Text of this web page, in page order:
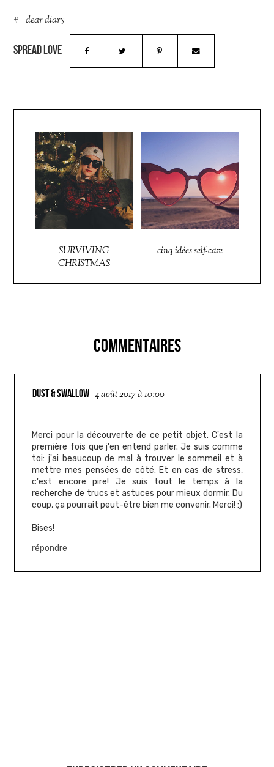
dear diary
SURVIVING
CHRISTMAS
cinq idées self-care
COMMENTAIRES
DUST & SWALLOW 4 août 2017 à 10:00
Merci pour la découverte de ce petit objet. C'est la
première fois que j'en entend parler. Je suis comme
toi: j'ai beaucoup de mal à trouver le sommeil et à
mettre mes pensées de côté. Et en cas de stress,
c'est encore pire! Je suis tout le temps à la
recherche de trucs et astuces pour mieux dormir. Du
coup, ça pourrait peut-être bien me convenir. Merci! :)
Bises!
répondre